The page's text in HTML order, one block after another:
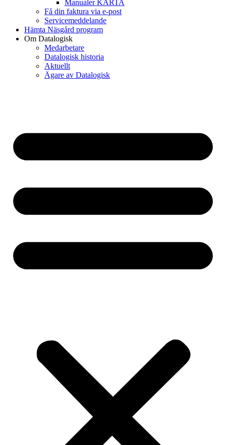
Manualer KARTA
Få din faktura via e-post
Servicemeddelande
Hämta Näsgård program
Om Datalogisk
Medarbetare
Datalogisk historia
Aktuellt
Ägare av Datalogisk